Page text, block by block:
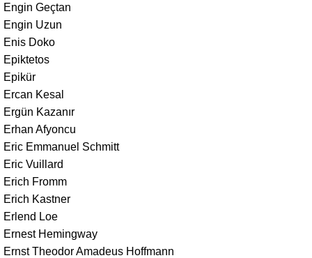
Engin Geçtan
Engin Uzun
Enis Doko
Epiktetos
Epikür
Ercan Kesal
Ergün Kazanır
Erhan Afyoncu
Eric Emmanuel Schmitt
Eric Vuillard
Erich Fromm
Erich Kastner
Erlend Loe
Ernest Hemingway
Ernst Theodor Amadeus Hoffmann